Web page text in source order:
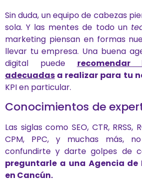
Sin duda, un equipo de cabezas
sola. Y las mentes de todo un
marketing piensan en formas
llevar tu empresa. Una buena
digital puede
adecuadas a realizar para tu
KPI en particular.
Conocimientos de
Las siglas como SEO, CTR, RRSS,
CPM, PPC, y muchas más,
confundirte y darte golpes de
preguntarle a una Agencia
en Cancún.